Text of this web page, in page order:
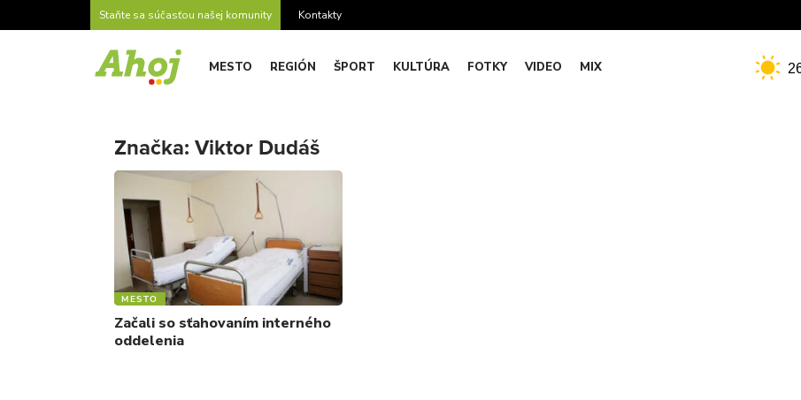
Staňte sa súčasťou našej komunity Kontakty
MESTO REGIÓN ŠPORT KULTÚRA FOTKY VIDEO MIX
Značka: Viktor Dudáš
MESTO
Začali so sťahovaním interného
oddelenia